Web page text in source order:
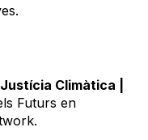
Climàtica |
Futurs en